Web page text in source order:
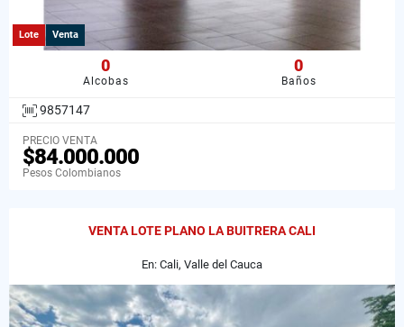
Lote Venta
0
Alcobas
0
Baños
9857147
PRECIO VENTA
$84.000.000
Pesos Colombianos
VENTA LOTE PLANO LA BUITRERA CALI
En: Cali, Valle del Cauca